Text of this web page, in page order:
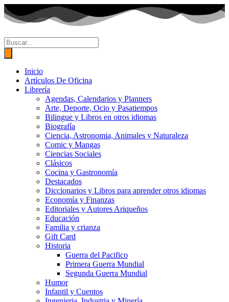
Ir
al
contenido
Búsqueda
de
productos
Inicio
Artículos De Oficina
Librería
Agendas, Calendarios y Planners
Arte, Deporte, Ocio y Pasatiempos
Bilingue y Libros en otros idiomas
Biografía
Ciencia, Astronomia, Animales y Naturaleza
Comic y Mangas
Ciencias Sociales
Clásicos
Cocina y Gastronomía
Destacados
Diccionarios y Libros para aprender otros idiomas
Economía y Finanzas
Editoriales y Autores Ariqueños
Educación
Familia y crianza
Gift Card
Historia
Guerra del Pacifico
Primera Guerra Mundial
Segunda Guerra Mundial
Humor
Infantil y Cuentos